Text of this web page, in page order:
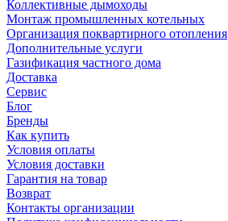
Коллективные дымоходы
Монтаж промышленных котельных
Организация поквартирного отопления
Дополнительные услуги
Газификация частного дома
Доставка
Сервис
Блог
Бренды
Как купить
Условия оплаты
Условия доставки
Гарантия на товар
Возврат
Контакты организации